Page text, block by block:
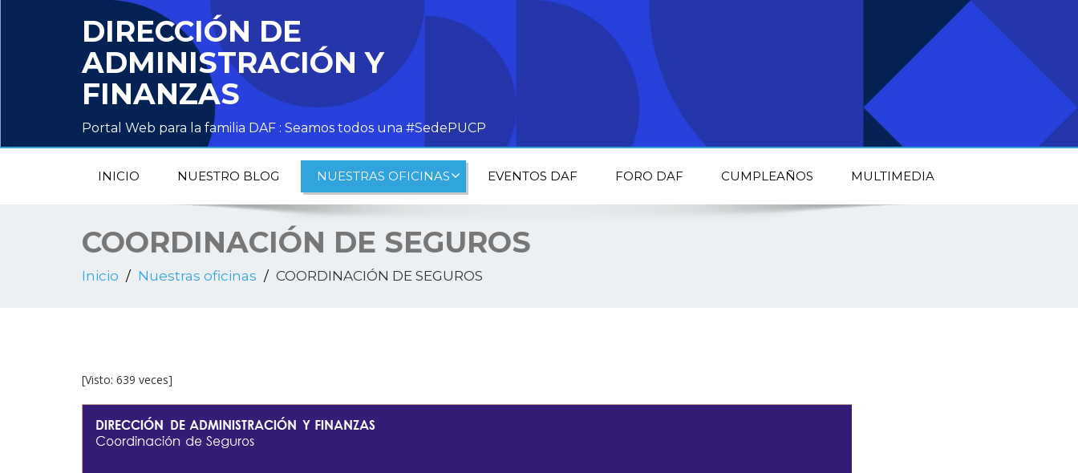
DIRECCIÓN DE
ADMINISTRACIÓN Y
FINANZAS
Portal Web para la familia DAF : Seamos todos una #SedePUCP
INICIO NUESTRO BLOG NUESTRAS OFICINAS EVENTOS DAF FORO DAF CUMPLEAÑOS MULTIMEDIA
COORDINACIÓN DE SEGUROS
Inicio Nuestras oficinas COORDINACIÓN DE SEGUROS
[Visto: 639 veces]